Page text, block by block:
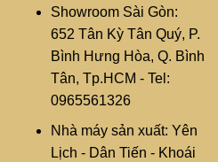
Showroom Sài Gòn:
652 Tân Kỳ Tân Quý, P.
Bình Hưng Hòa, Q. Bình
Tân, Tp.HCM - Tel:
0965561326
Nhà máy sản xuất: Yên
Lịch - Dân Tiến - Khoái